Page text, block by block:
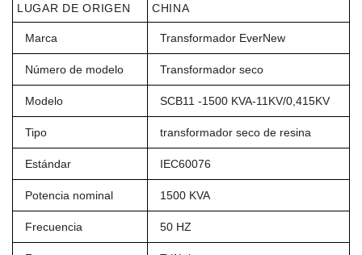
LUGAR DE ORIGEN CHINA
Marca Transformador EverNew
Número de modelo Transformador seco
Modelo SCB11 -1500 KVA-11KV/0,415KV
Tipo transformador seco de resina
Estándar IEC60076
Potencia nominal 1500 KVA
Frecuencia 50 HZ